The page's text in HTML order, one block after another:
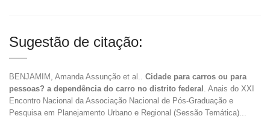
Sugestão de citação:
BENJAMIM, Amanda Assunção et al.. Cidade para carros ou para
pessoas? a dependência do carro no distrito federal . Anais do XXI
Encontro Nacional da Associação Nacional de Pós-Graduação e
Pesquisa em Planejamento Urbano e Regional (Sessão Temática)...